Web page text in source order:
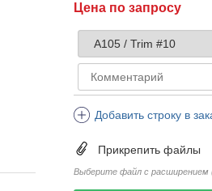
Цена по запросу
Добавить строку в
Прикрепить файлы
Выберите файл с расширением